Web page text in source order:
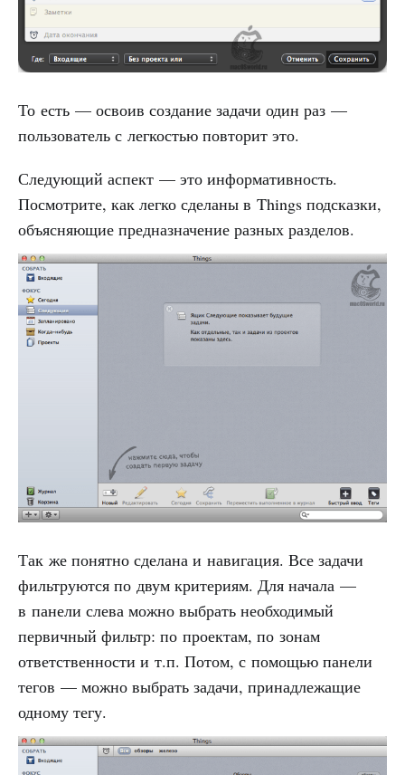
То есть — освоив создание задачи один раз —
пользователь с легкостью повторит это.
Следующий аспект — это информативность.
Посмотрите, как легко сделаны в Things подсказки,
объясняющие предназначение разных разделов.
Так же понятно сделана и навигация. Все задачи
фильтруются по двум критериям. Для начала —
в панели слева можно выбрать необходимый
первичный фильтр: по проектам, по зонам
ответственности и т.п. Потом, с помощью панели
тегов — можно выбрать задачи, принадлежащие
одному тегу.